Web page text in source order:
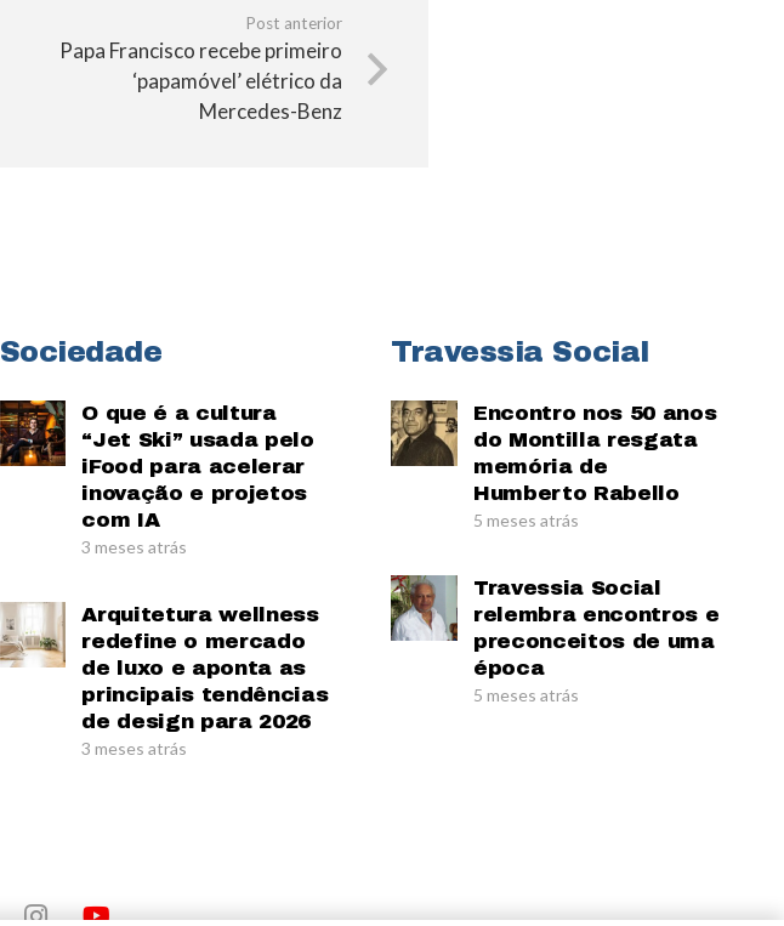
Post anterior
Papa Francisco recebe primeiro
‘papamóvel’ elétrico da
Mercedes-Benz
Sociedade
O que é a cultura
“Jet Ski” usada pelo
iFood para acelerar
inovação e projetos
com IA
3 meses atrás
Arquitetura wellness
redefine o mercado
de luxo e aponta as
principais tendências
de design para 2026
3 meses atrás
Travessia Social
Encontro nos 50 anos
do Montilla resgata
memória de
Humberto Rabello
5 meses atrás
Travessia Social
relembra encontros e
preconceitos de uma
época
5 meses atrás